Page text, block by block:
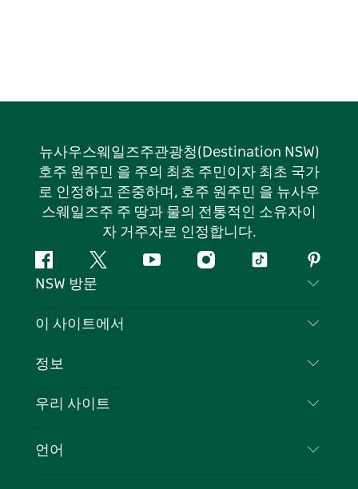
뉴사우스웨일즈주관광청(Destination NSW)
호주 원주민 을 주의 최초 주민이자 최초 국가
로 인정하고 존중하며, 호주 원주민 을 뉴사우
스웨일즈주 주 땅과 물의 전통적인 소유자이
자 거주자로 인정합니다.
페
이
북
지
다
유
인
틱
핀
터
스
NSW 방문
문의하기
쿠키 고지
이 사이트에서
목적지
이벤트
정보
여행 정보
뉴사우스웨일즈주 의 사업
우리 사이트
언어